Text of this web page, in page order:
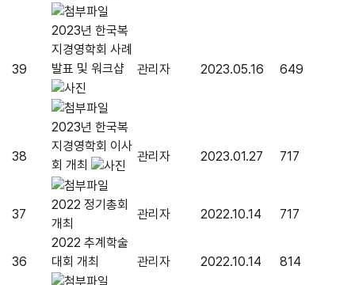
39
2023년 한국복
지경영학회 사례
발표 및 워크샵
관리자 2023.05.16 649
38
2023년 한국복
지경영학회 이사
회 개최
관리자 2023.01.27 717
37
2022 정기총회
개최
관리자 2022.10.14 717
36
2022 추계학술
대회 개최
관리자 2022.10.14 814